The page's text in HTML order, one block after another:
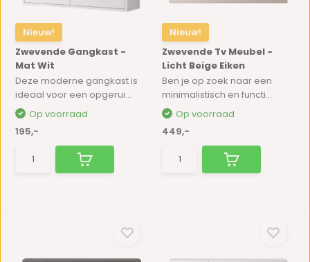
Nieuw!
Zwevende Gangkast -
Mat Wit
Deze moderne gangkast is
ideaal voor een opgerui...
Op voorraad
195,-
Nieuw!
Zwevende Tv Meubel -
Licht Beige Eiken
Ben je op zoek naar een
minimalistisch en functi...
Op voorraad
449,-